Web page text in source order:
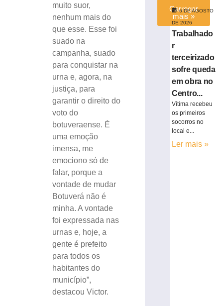
muito suor,
nenhum mais do
que esse. Esse foi
suado na
campanha, suado
para conquistar na
urna e, agora, na
justiça, para
garantir o direito do
voto do
botuveraense. É
uma emoção
imensa, me
emociono só de
falar, porque a
vontade de mudar
Botuverá não é
minha. A vontade
foi expressada nas
urnas e, hoje, a
gente é prefeito
para todos os
habitantes do
município”,
destacou Victor.
Carregar
mais »
6 DE AGOSTO
DE 2026
Trabalhado
r
terceirizado
sofre queda
em obra no
Centro...
Vítima recebeu
os primeiros
socorros no
local e...
Ler mais »